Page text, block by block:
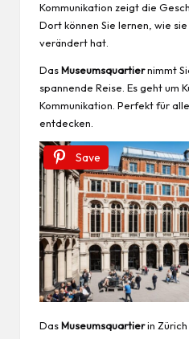
Kommunikation zeigt die
Dort können Sie lernen, wie
verändert hat.
DasMuseumsquartiernimmt
spannende Reise. Es geht um
Kommunikation. Perfekt für
entdecken.
Save
DasMuseumsquartierin